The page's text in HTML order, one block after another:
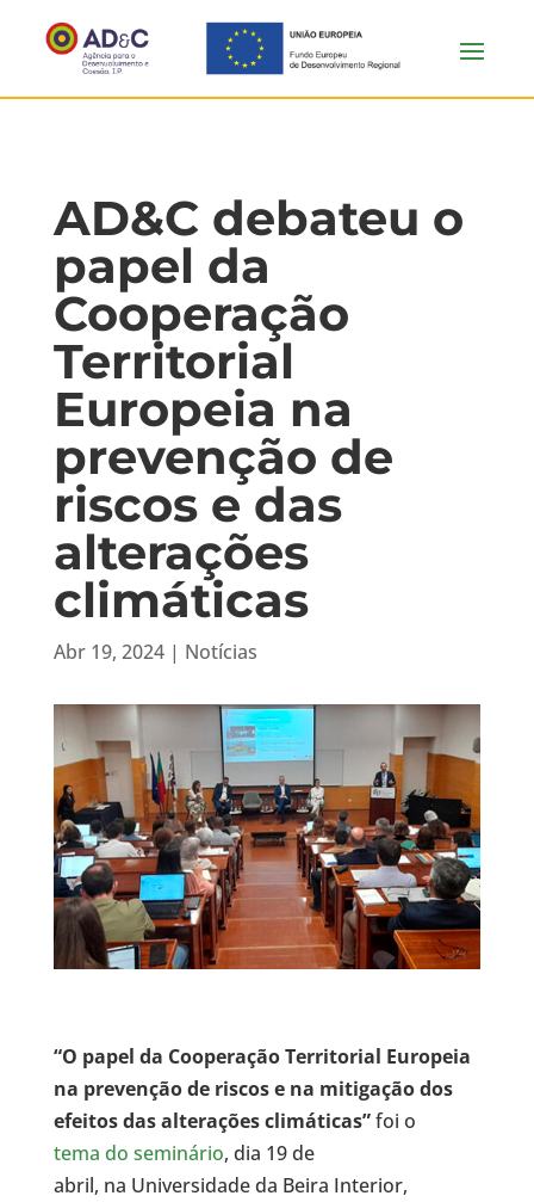
AD&C debateu o
papel da
Cooperação
Territorial
Europeia na
prevenção de
riscos e das
alterações
climáticas
Abr 19, 2024| Notícias
“O papel da Cooperação Territorial Europeia
na prevenção de riscos e na mitigação dos
efeitos das alterações climáticas”foi o
tema do seminário, dia 19 de
abril, na Universidade da Beira Interior,